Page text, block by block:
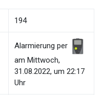
194
Alarmierung per
am Mittwoch,
31.08.2022, um 22:17
Uhr